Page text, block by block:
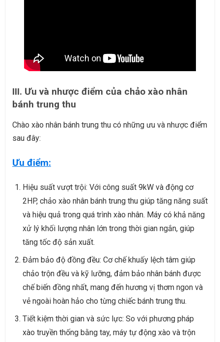
III. Ưu và nhược điểm của chảo xào nhân
bánh trung thu
Chào xào nhân bánh trung thu có những ưu và nhược điểm
sau đây:
Ưu điểm:
Hiệu suất vượt trội: Với công suất 9kW và động cơ
2HP, chảo xào nhân bánh trung thu giúp tăng năng suất
và hiệu quả trong quá trình xào nhân. Máy có khả năng
xử lý khối lượng nhân lớn trong thời gian ngắn, giúp
tăng tốc độ sản xuất.
Đảm bảo độ đồng đều: Cơ chế khuấy lệch tâm giúp
chảo trộn đều và kỹ lưỡng, đảm bảo nhân bánh được
chế biến đồng nhất, mang đến hương vị thơm ngon và
vẻ ngoài hoàn hảo cho từng chiếc bánh trung thu.
Tiết kiệm thời gian và sức lực: So với phương pháp
xào truyền thống bằng tay, máy tự động xào và trộn